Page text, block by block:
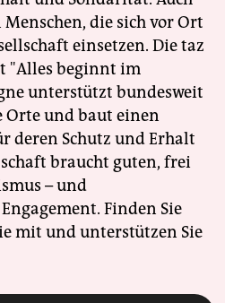
die sich vor Ort
einsetzen. Die taz
"Alles beginnt im
unterstützt bundesweit
Orte und baut einen
deren Schutz und Erhalt
braucht guten, frei
– und
Finden Sie
mit und unterstützen Sie